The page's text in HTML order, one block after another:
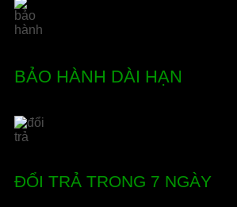
BẢO HÀNH DÀI HẠN
ĐỔI TRẢ TRONG 7 NGÀY